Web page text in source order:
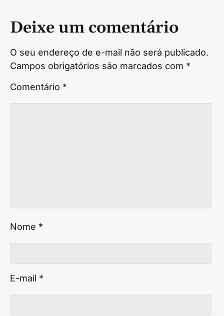
Deixe um comentário
O seu endereço de e-mail não será publicado.
Campos obrigatórios são marcados com *
Comentário *
Nome *
E-mail *